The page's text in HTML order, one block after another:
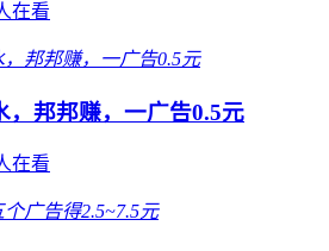
在看
，邦邦赚，一广告0.5元
在看